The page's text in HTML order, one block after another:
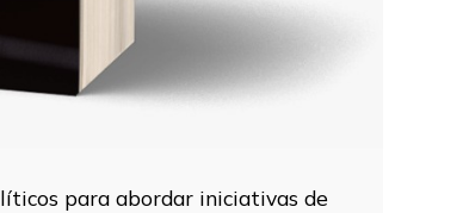
para abordar iniciativas de